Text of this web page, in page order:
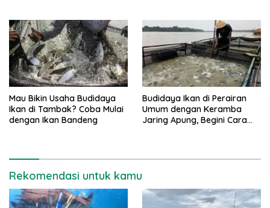
Mau Bikin Usaha Budidaya
Ikan di Tambak? Coba Mulai
dengan Ikan Bandeng
Budidaya Ikan di Perairan
Umum dengan Keramba
Jaring Apung, Begini Cara
Rekomendasi untuk kamu